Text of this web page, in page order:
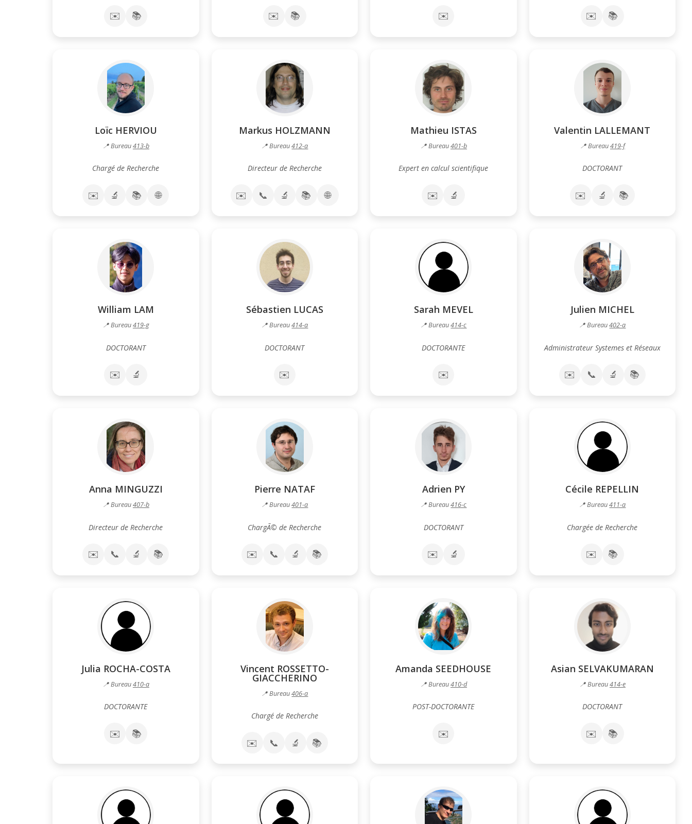
✉️ 📚 ✉️ 📚 ✉️ ✉️ 📚
Loïc HERVIOU
📍 Bureau413-b
Chargé de Recherche
✉️ 🔬 📚 🌐
Markus HOLZMANN
📍 Bureau412-a
Directeur de Recherche
✉️ 📞 🔬 📚 🌐
Mathieu ISTAS
📍 Bureau401-b
Expert en calcul scientifique
✉️ 🔬
Valentin LALLEMANT
📍 Bureau419-f
DOCTORANT
✉️ 🔬 📚
William LAM
📍 Bureau419-g
DOCTORANT
✉️ 🔬
Sébastien LUCAS
📍 Bureau414-a
DOCTORANT
✉️
Sarah MEVEL
📍 Bureau414-c
DOCTORANTE
✉️
Julien MICHEL
📍 Bureau402-a
Administrateur Systemes et Réseaux
✉️ 📞 🔬 📚
Anna MINGUZZI
📍 Bureau407-b
Directeur de Recherche
✉️ 📞 🔬 📚
Pierre NATAF
📍 Bureau401-a
ChargÃ© de Recherche
✉️ 📞 🔬 📚
Adrien PY
📍 Bureau416-c
DOCTORANT
✉️ 🔬
Cécile REPELLIN
📍 Bureau411-a
Chargée de Recherche
✉️ 📚
Julia ROCHA-COSTA
📍 Bureau410-a
DOCTORANTE
✉️ 📚
Vincent ROSSETTO-
GIACCHERINO
📍 Bureau406-a
Chargé de Recherche
✉️ 📞 🔬 📚
Amanda SEEDHOUSE
📍 Bureau410-d
POST-DOCTORANTE
✉️
Asian SELVAKUMARAN
📍 Bureau414-e
DOCTORANT
✉️ 📚